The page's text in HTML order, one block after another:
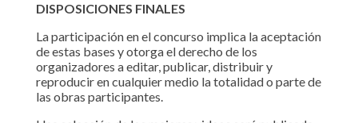
DISPOSICIONES FINALES
La participación en el concurso implica la aceptación
de estas bases y otorga el derecho de los
organizadores a editar, publicar, distribuir y
reproducir en cualquier medio la totalidad o parte de
las obras participantes.